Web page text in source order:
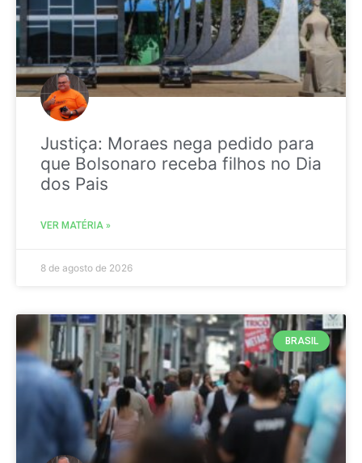
Justiça: Moraes nega pedido para
que Bolsonaro receba filhos no Dia
dos Pais
VER MATÉRIA »
8 de agosto de 2026
BRASIL